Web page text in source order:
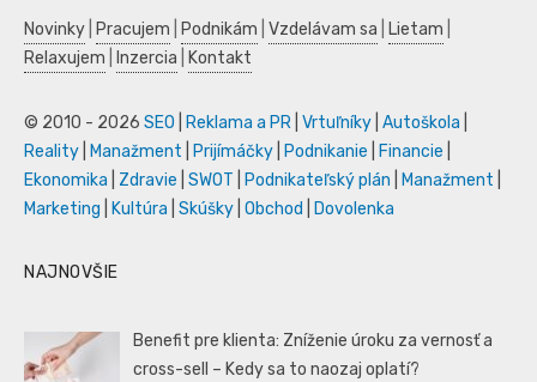
Novinky Pracujem Podnikám Vzdelávam sa Lietam
Relaxujem
Inzercia Kontakt
© 2010 - 2026 SEO Reklama a PR Vrtuľníky Autoškola
Reality
Manažment Prijímáčky Podnikanie Financie
Ekonomika
Zdravie SWOT Podnikateľský plán Manažment
Marketing
Kultúra Skúšky Obchod Dovolenka
NAJNOVŠIE
Benefit pre klienta: Zníženie úroku za vernosť a
cross-sell – Kedy sa to naozaj oplatí?